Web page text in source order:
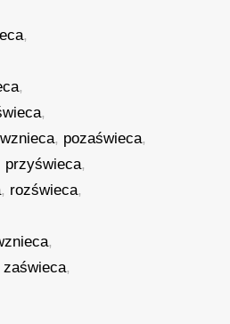
,
,
,
, pozaświeca,
przyświeca,
, rozświeca,
,
zaświeca,